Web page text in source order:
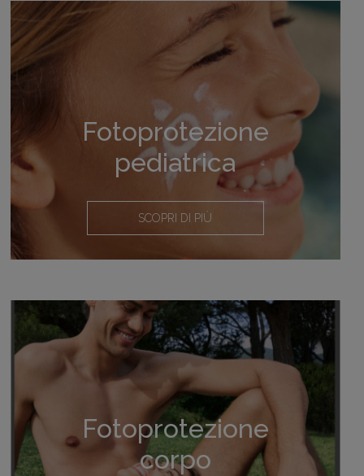
Fotoprotezione
pediatrica
SCOPRI DI PIÙ
Fotoprotezione
corpo